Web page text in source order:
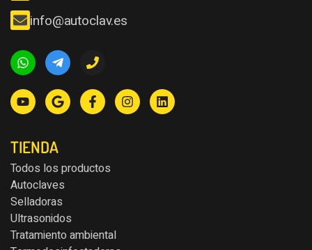
info@autoclav.es
TIENDA
Todos los productos
Autoclaves
Selladoras
Ultrasonidos
Tratamiento ambiental